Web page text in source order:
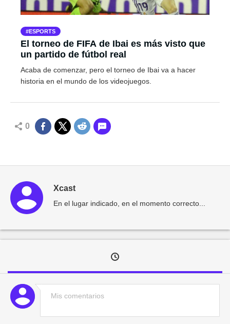
ESPORTS
El torneo de FIFA de Ibai es más visto que
un partido de fútbol real
Acaba de comenzar, pero el torneo de Ibai va a hacer
historia en el mundo de los videojuegos.
0
Xcast
En el lugar indicado, en el momento correcto...